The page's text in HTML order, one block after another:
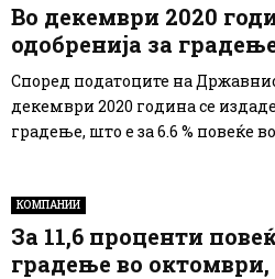
Во декември 2020
одобренија за
Според податоците на
декември 2020 година се
градење, што е за 6.6 % повеќе
КОМПАНИИ
За 11,6 проценти
градење во октомври,